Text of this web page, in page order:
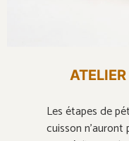
Les étapes de
cuisson